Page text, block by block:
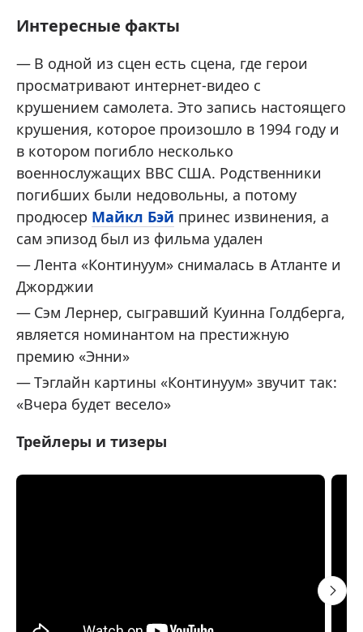
Интересные факты
В одной из сцен есть сцена, где герои
просматривают интернет-видео с
крушением самолета. Это запись настоящего
крушения, которое произошло в 1994 году и
в котором погибло несколько
военнослужащих ВВС США. Родственники
погибших были недовольны, а потому
продюсер Майкл Бэй принес извинения, а
сам эпизод был из фильма удален
Лента «Континуум» снималась в Атланте и
Джорджии
Сэм Лернер, сыгравший Куинна Голдберга,
является номинантом на престижную
премию «Энни»
Тэглайн картины «Континуум» звучит так:
«Вчера будет весело»
Трейлеры и тизеры